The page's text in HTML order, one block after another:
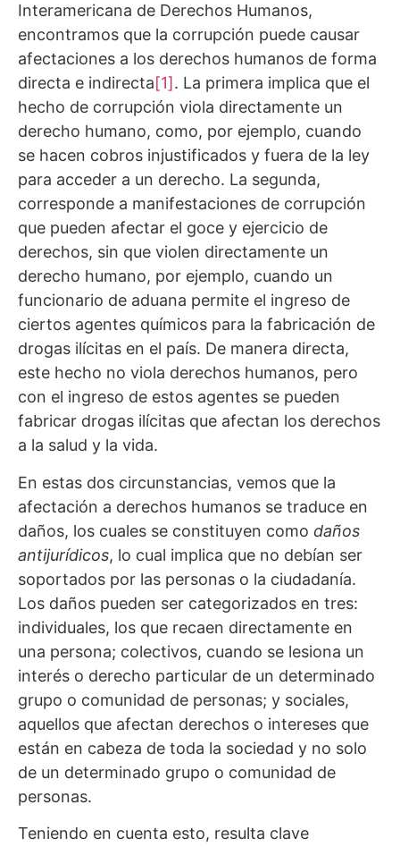
Interamericana de Derechos Humanos,
encontramos que la corrupción puede causar
afectaciones a los derechos humanos de forma
directa e indirecta[1]. La primera implica que el
hecho de corrupción viola directamente un
derecho humano, como, por ejemplo, cuando
se hacen cobros injustificados y fuera de la ley
para acceder a un derecho. La segunda,
corresponde a manifestaciones de corrupción
que pueden afectar el goce y ejercicio de
derechos, sin que violen directamente un
derecho humano, por ejemplo, cuando un
funcionario de aduana permite el ingreso de
ciertos agentes químicos para la fabricación de
drogas ilícitas en el país. De manera directa,
este hecho no viola derechos humanos, pero
con el ingreso de estos agentes se pueden
fabricar drogas ilícitas que afectan los derechos
a la salud y la vida.
En estas dos circunstancias, vemos que la
afectación a derechos humanos se traduce en
daños, los cuales se constituyen como daños
antijurídicos, lo cual implica que no debían ser
soportados por las personas o la ciudadanía.
Los daños pueden ser categorizados en tres:
individuales, los que recaen directamente en
una persona; colectivos, cuando se lesiona un
interés o derecho particular de un determinado
grupo o comunidad de personas; y sociales,
aquellos que afectan derechos o intereses que
están en cabeza de toda la sociedad y no solo
de un determinado grupo o comunidad de
personas.
Teniendo en cuenta esto, resulta clave